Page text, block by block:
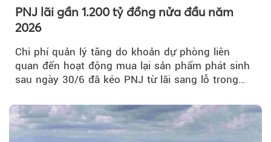
PNJ lãi gần 1.200 tỷ đồng nửa đầu năm
2026
Chi phí quản lý tăng do khoản dự phòng liên
quan đến hoạt động mua lại sản phẩm phát sinh
sau ngày 30/6 đã kéo PNJ từ lãi sang lỗ trong